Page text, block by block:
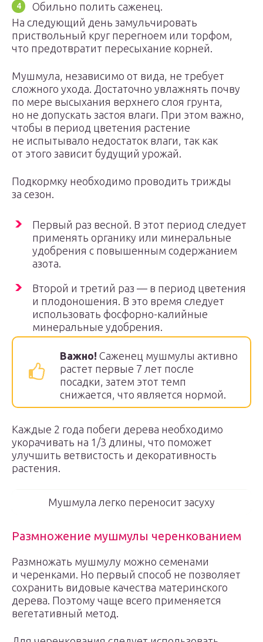
Обильно полить саженец.
На следующий день замульчировать
приствольный круг перегноем или торфом,
что предотвратит пересыхание корней.
Мушмула, независимо от вида, не требует
сложного ухода. Достаточно увлажнять почву
по мере высыхания верхнего слоя грунта,
но не допускать застоя влаги. При этом важно,
чтобы в период цветения растение
не испытывало недостаток влаги, так как
от этого зависит будущий урожай.
Подкормку необходимо проводить трижды
за сезон.
Первый раз весной. В этот период следует
применять органику или минеральные
удобрения с повышенным содержанием
азота.
Второй и третий раз — в период цветения
и плодоношения. В это время следует
использовать фосфорно-калийные
минеральные удобрения.
Важно! Саженец мушмулы активно
растет первые 7 лет после
посадки, затем этот темп
снижается, что является нормой.
Каждые 2 года побеги дерева необходимо
укорачивать на 1/3 длины, что поможет
улучшить ветвистость и декоративность
растения.
Мушмула легко переносит засуху
Размножение мушмулы черенкованием
Размножать мушмулу можно семенами
и черенками. Но первый способ не позволяет
сохранить видовые качества материнского
дерева. Поэтому чаще всего применяется
вегетативный метод.